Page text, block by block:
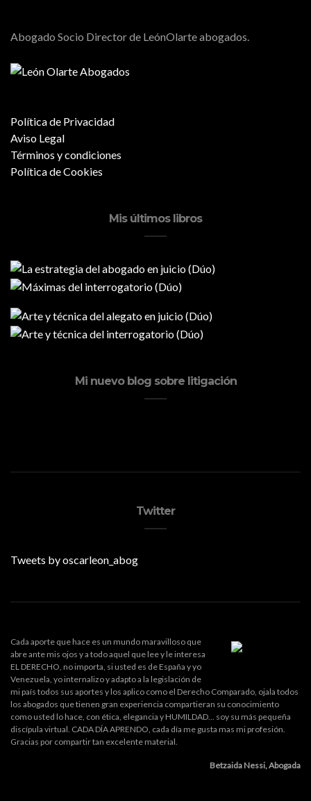
Abogado Socio Director de LeónOlarte abogados.
Política de Privacidad
Aviso Legal
Términos y condiciones
Política de Cookies
Mis últimos libros
Mi nuevo blog sobre litigación
Twitter
Tweets by oscarleon_abog
Cada aporte que hace es un mundo maravilloso que
abre ante mis ojos y a todo aquel que lee y le interesa
EL DERECHO, no importa, si usted es de España y yo
Venezuela, yo internalizo y adapto a la legislación de
mi país todos sus aportes y los aplico como el Derecho Comparado, ojala todos
los abogados que tienen gran experiencia compartieran su conocimiento
como usted lo hace, con ética, elegancia y HUMILDAD... soy su más pequeña
discípula virtual. CADA DÍA APRENDO, cada día me gusta mas mi profesión.
Gracias por compartir tan excelente material.
Betzaida Nessi, Abogada